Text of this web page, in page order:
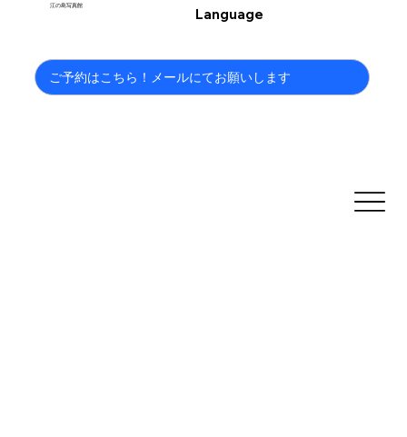
Language
ご予約はこちら！メールにてお願いします
江の島写真館